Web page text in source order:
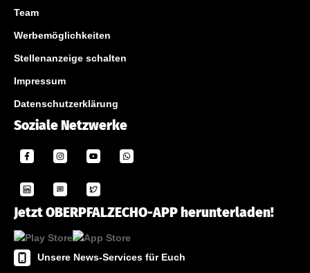
Team
Werbemöglichkeiten
Stellenanzeige schalten
Impressum
Datenschutzerklärung
Soziale Netzwerke
Jetzt OBERPFALZECHO-APP herunterladen!
Unsere News-Services für Euch